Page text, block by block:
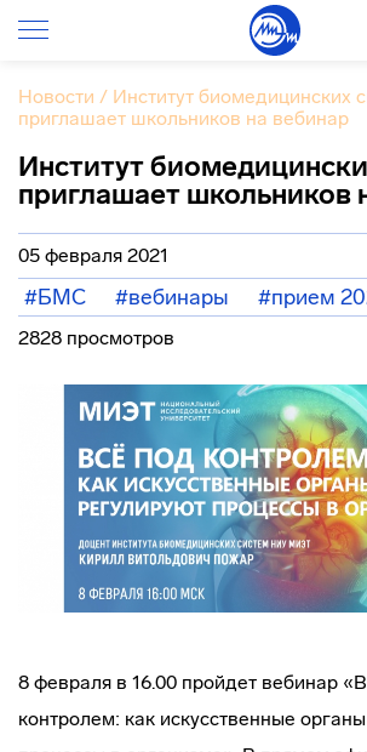
Новости / Институт биомедицинских
приглашает школьников на вебинар
Институт
приглашает школьников
05 февраля 2021
#БМС #вебинары #прием
2828 просмотров
8 февраля в 16.00 пройдет вебинар
контролем: как искусственные